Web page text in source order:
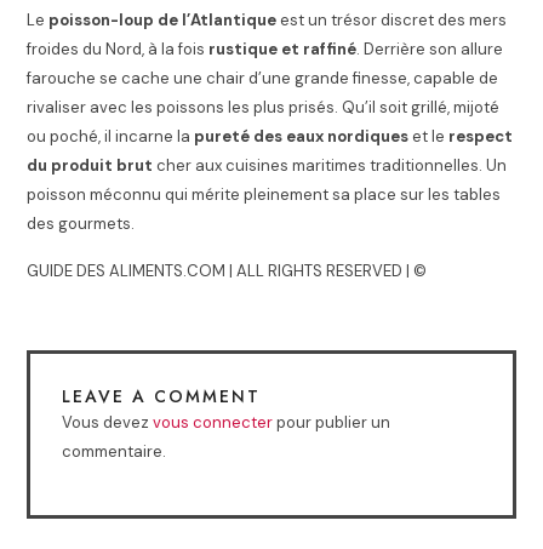
Le poisson-loup de l’Atlantiqueest un trésor discret des mers
froides du Nord, à la fois rustique et raffiné. Derrière son allure
farouche se cache une chair d’une grande finesse, capable de
rivaliser avec les poissons les plus prisés. Qu’il soit grillé, mijoté
ou poché, il incarne la pureté des eaux nordiqueset le respect
du produit brut cher aux cuisines maritimes traditionnelles. Un
poisson méconnu qui mérite pleinement sa place sur les tables
des gourmets.
GUIDE DES ALIMENTS.COM | ALL RIGHTS RESERVED | ©
LEAVE A COMMENT
Vous devezvous connecterpour publier un
commentaire.